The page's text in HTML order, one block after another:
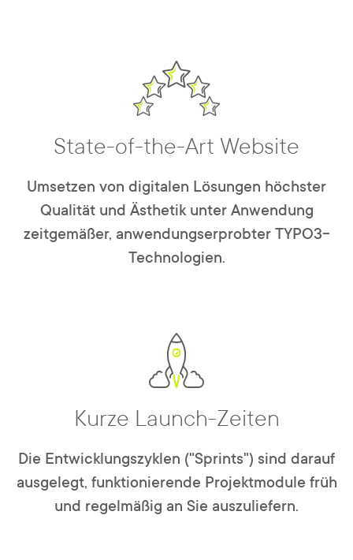
State-of-the-Art Website
Umsetzen von digitalen Lösungen höchster
Qualität und Ästhetik unter Anwendung
zeitgemäßer, anwendungserprobter TYPO3-
Technologien.
Kurze Launch-Zeiten
Die Entwicklungszyklen ("Sprints") sind darauf
ausgelegt, funktionierende Projektmodule früh
und regelmäßig an Sie auszuliefern.